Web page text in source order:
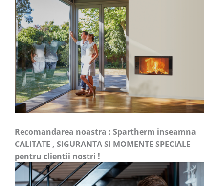
Recomandarea noastra : Spartherm inseamna
CALITATE , SIGURANTA SI MOMENTE SPECIALE
pentru clientii nostri !